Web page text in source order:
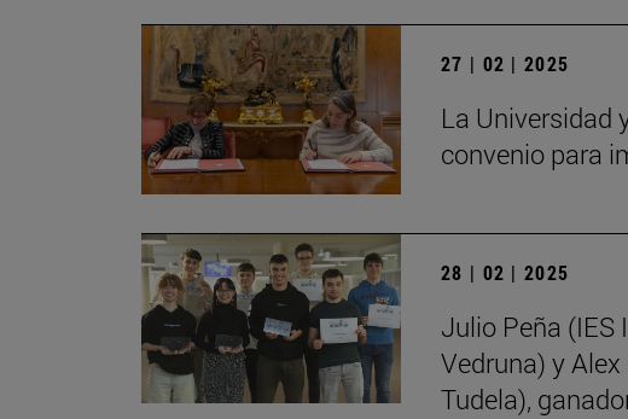
27 | 02 | 2025
La Universidad
convenio para
28 | 02 | 2025
Julio Peña (IES
Vedruna) y
Tudela),